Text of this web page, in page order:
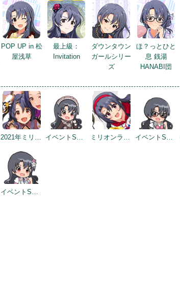
POP UP in 松
屋浅草
最上級：
Invitation
ダウンタウン
ガールシリー
ズ
ほ？っとひと
息 銭湯
HANABI団
2021年ミリシタ4周年カウントダウン（1日前） イベントSD（2022/2/2） ミリオンライブ9周年記念トップ画面 イベントSD #3
イベントSD #407